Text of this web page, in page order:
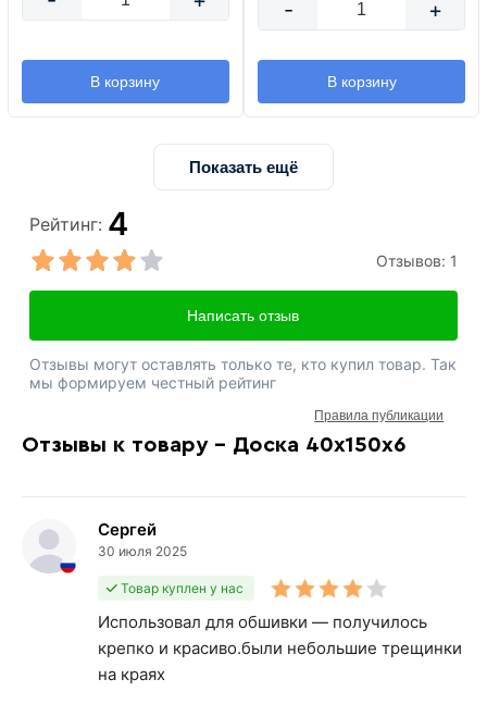
В корзину
- +
В корзину
Показать ещё
Отзывы к товару - Доска 40х150х6
Сергей
30 июля 2025
Товар куплен у нас
Использовал для обшивки — получилось
крепко и красиво.были небольшие трещинки
на краях
Рейтинг: 4
Отзывов: 1
Написать отзыв
Отзывы могут оставлять только те, кто купил товар. Так
мы формируем честный рейтинг
Правила публикации